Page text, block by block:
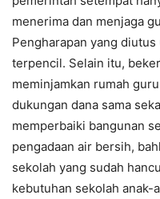
menerima dan menjaga
Pengharapan yang
terpencil. Selain itu,
meminjamkan rumah
dukungan dana sama
memperbaiki bangunan
pengadaan air bersih,
sekolah yang sudah
kebutuhan sekolah anak-